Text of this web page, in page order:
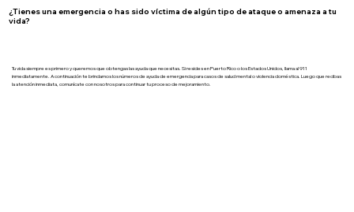
¿Tienes una emergencia o has sido víctima de algún tipo de ataque o amenaza a tu
vida?
Tu vida siempre es primero y queremos que obtengas las ayuda que necesitas. Si resides en Puerto Rico o los Estados Unidos, llama al 911
inmediatamente. A continuación te brindamos los números de ayuda de emergencia para casos de salud mental o violencia doméstica. Luego que recibas
la atención inmediata, comunícate con nosotros para continuar tu proceso de mejoramiento.